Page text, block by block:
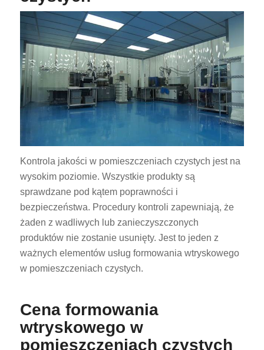
Kontrola jakości w pomieszczeniach czystych jest na
wysokim poziomie. Wszystkie produkty są
sprawdzane pod kątem poprawności i
bezpieczeństwa. Procedury kontroli zapewniają, że
żaden z wadliwych lub zanieczyszczonych
produktów nie zostanie usunięty. Jest to jeden z
ważnych elementów usług formowania wtryskowego
w pomieszczeniach czystych.
Cena formowania
wtryskowego w
pomieszczeniach czystych